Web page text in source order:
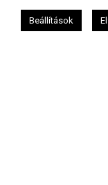
Beállítások